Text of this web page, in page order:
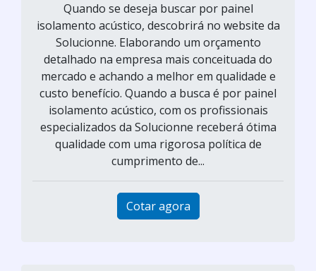
Quando se deseja buscar por painel
isolamento acústico, descobrirá no website da
Solucionne. Elaborando um orçamento
detalhado na empresa mais conceituada do
mercado e achando a melhor em qualidade e
custo benefício. Quando a busca é por painel
isolamento acústico, com os profissionais
especializados da Solucionne receberá ótima
qualidade com uma rigorosa política de
cumprimento de...
Cotar agora